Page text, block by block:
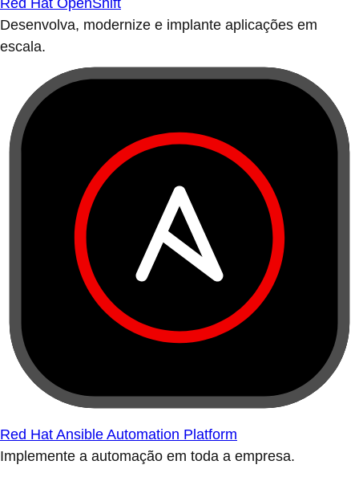
Red Hat OpenShift
Desenvolva, modernize e implante aplicações em
escala.
Red Hat Ansible Automation Platform
Implemente a automação em toda a empresa.